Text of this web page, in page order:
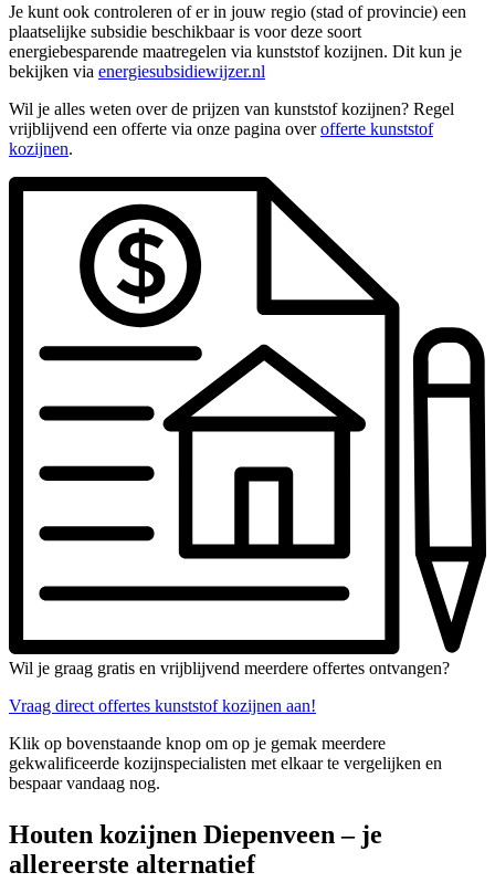
Je kunt ook controleren of er in jouw regio (stad of provincie) een
plaatselijke subsidie beschikbaar is voor deze soort
energiebesparende maatregelen via kunststof kozijnen. Dit kun je
bekijken via energiesubsidiewijzer.nl
Wil je alles weten over de prijzen van kunststof kozijnen? Regel
vrijblijvend een offerte via onze pagina overofferte kunststof
kozijnen.
Wil je graag gratis en vrijblijvend meerdere offertes ontvangen?
Vraag direct offertes kunststof kozijnen aan!
Klik op bovenstaande knop om op je gemak meerdere
gekwalificeerde kozijnspecialisten met elkaar te vergelijken en
bespaar vandaag nog.
Houten kozijnen Diepenveen – je
allereerste alternatief